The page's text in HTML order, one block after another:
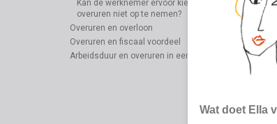
Kan de werknemer ervoor kiezen om de inhaalrust
overuren niet op te nemen?
Overuren en overloon
Overuren en fiscaal voordeel
Arbeidsduur en overuren in een notendop
Wat doet Ella